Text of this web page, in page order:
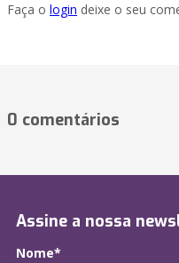
Faça o login deixe o seu
0 comentários
Assine a nossa
Nome*